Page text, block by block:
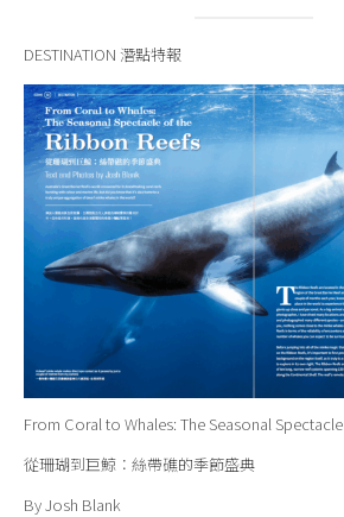
DESTINATION 潛點特報
From Coral to Whales: The Seasonal
從珊瑚到巨鯨：絲帶礁的季節盛典
By Josh Blank